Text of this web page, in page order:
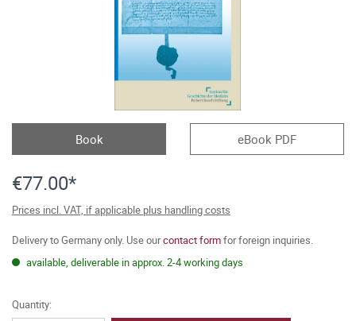
Book eBook PDF
€77.00*
Prices incl. VAT, if applicable plus handling costs
Delivery to Germany only. Use ourcontact formfor foreign inquiries.
available, deliverable in approx. 2-4 working days
Quantity: